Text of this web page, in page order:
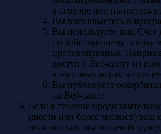
в сговоре или пытаетесь
Вы вмешиваетесь в
Вы используете ваш Счет
по действующему закону
противоправные.
доступ к Веб-сайту из
в азартных играх
Вы публикуете
на Веб-сайте.
Если в течение
(шести или более месяцев) ваш
неактивным, мы можем без